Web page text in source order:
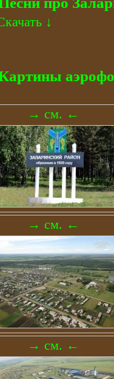
↓
→ см. ←
→ см. ←
→ см. ←